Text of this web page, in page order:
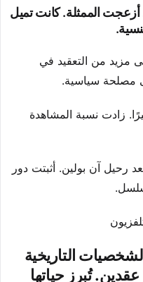
الممثلة. كانت تميل
مزيد من التعقيد في
مصلحة سياسية.
زادت نسبة المشاهدة
رحيل آن بولين. أثبتت دور
التاريخية
تُبرز حياتها